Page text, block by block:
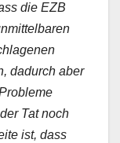
die EZB
dadurch aber
Tat noch
ist, dass